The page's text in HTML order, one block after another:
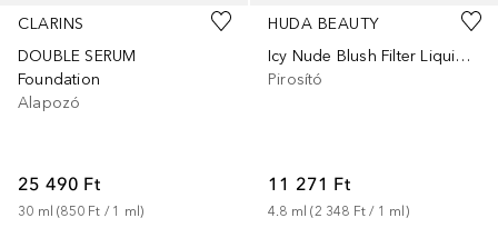
CLARINS
DOUBLE SERUM
Foundation
Alapozó
25 490 Ft
30 ml (850 Ft / 1 ml)
HUDA BEAUTY
Icy Nude Blush Filter Liquid Blush
Pirosító
11 271 Ft
4.8 ml (2 348 Ft / 1 ml)
+1 +7